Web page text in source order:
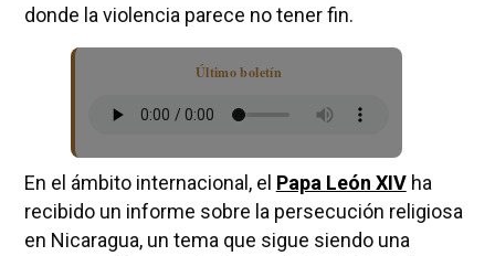
donde la violencia parece no tener fin.
Último boletín
En el ámbito internacional, el Papa León XIVha
recibido un informe sobre la persecución religiosa
en Nicaragua, un tema que sigue siendo una